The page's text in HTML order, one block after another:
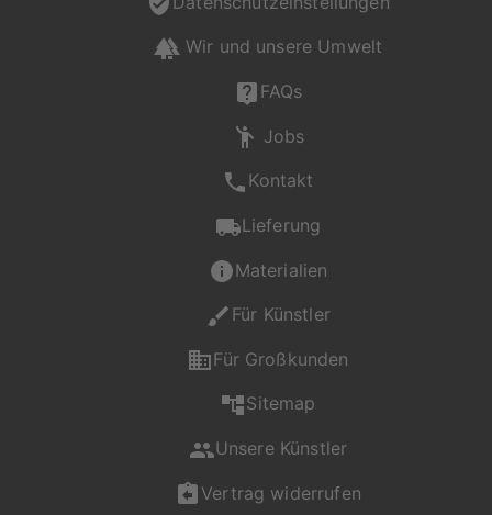
persönliches
gewohnt hohen
Qualität von
artboxONE.
Falls du Fragen zu
Motiv, Produkt oder
Format hast, ist unser
Kundenservice gerne
unterstützt dich bei
Fr von 08:00 - 20:00
Uhr, Sa - So von 12:00
(0) 2236 329 9695
Wir und unsere Umwelt
FAQs
Jobs
Kontakt
Lieferung
Materialien
Für Künstler
Für Großkunden
Sitemap
Unsere Künstler
Vertrag widerrufen